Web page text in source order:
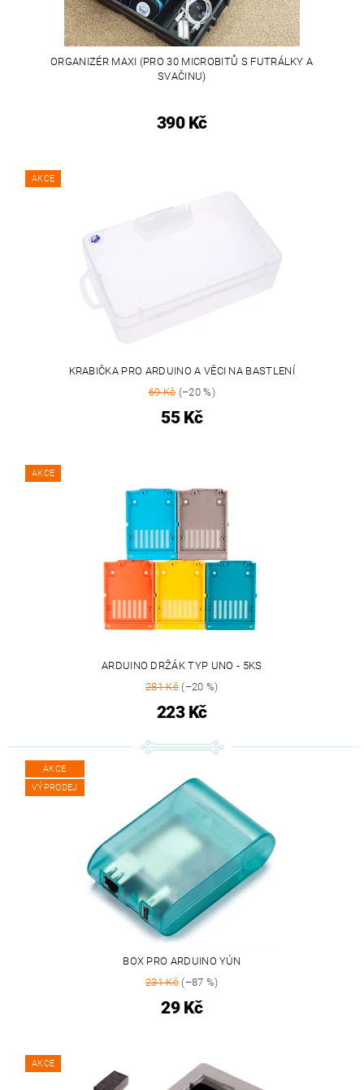
ORGANIZÉR MAXI (PRO 30 MICROBITŮ S FUTRÁLKY A
SVAČINU)
390 Kč
AKCE
KRABIČKA PRO ARDUINO A VĚCI NA BASTLENÍ
69 Kč(–20 %)
55 Kč
AKCE
ARDUINO DRŽÁK TYP UNO - 5KS
281 Kč(–20 %)
223 Kč
AKCE
VÝPRODEJ
BOX PRO ARDUINO YÚN
231 Kč(–87 %)
29 Kč
AKCE